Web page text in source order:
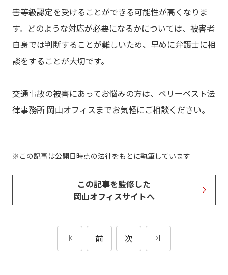
害等級認定を受けることができる可能性が高くなりま
す。どのような対応が必要になるかについては、被害者
自身では判断することが難しいため、早めに弁護士に相
談をすることが大切です。
交通事故の被害にあってお悩みの方は、ベリーベスト法
律事務所 岡山オフィスまでお気軽にご相談ください。
この記事は公開日時点の法律をもとに執筆しています
この記事を監修した
岡山オフィスサイトへ
前 次